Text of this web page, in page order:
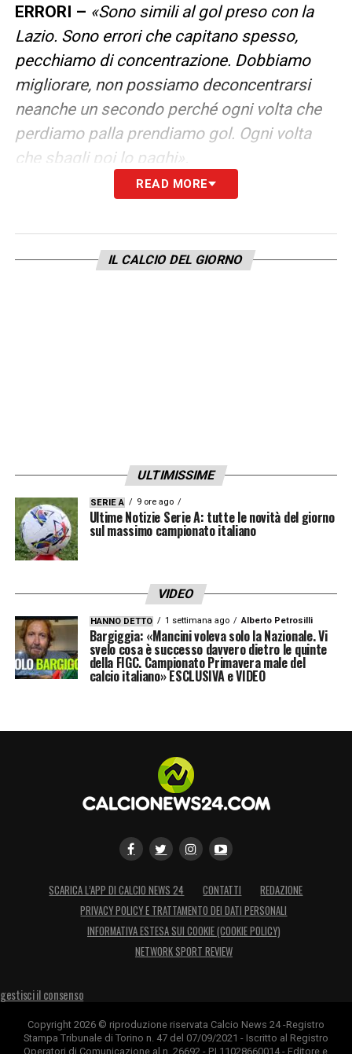
ERRORI – «Sono simili al gol preso con la
Lazio. Sono errori che capitano spesso,
pecchiamo di concentrazione. Dobbiamo
migliorare, non possiamo deconcentrarsi
neanche un secondo perché ogni volta che
perdiamo palla prendiamo gol. Ogni volta
che sbagli poi lo paghi».
MANOVRA SUGLI ESTERNI – «Con squadre
è difficile da attaccare. Siamo costretti ad
andare sugli esterni a trovare l’ampiezza.
che una squadra che si difende con tanti
giocatori in area il gioco diventa più fluido.
Non trovo corretto il tuo punto di vista,
perché dopo il gol c’è stata la reazione. Gli
errori in campo ci stanno, li fanno i giocatori,
gli arbitri, gli allenatori».
LA PLAYLIST DELLE NOSTRE TOP NEWS
READ MORE
IL CALCIO DEL GIORNO
ULTIMISSIME
SERIE A 9 ore ago
Ultime Notizie Serie A: tutte le novità del giorno
sul massimo campionato italiano
VIDEO
HANNO DETTO 1 settimana ago Alberto Petrosilli
Bargiggia: «Mancini voleva solo la Nazionale. Vi
svelo cosa è successo davvero dietro le quinte
della FIGC. Campionato Primavera male del
calcio italiano» ESCLUSIVA e VIDEO
SCARICA L’APP DI CALCIO NEWS 24 CONTATTI
REDAZIONE
PRIVACY POLICY E TRATTAMENTO DEI DATI PERSONALI
INFORMATIVA ESTESA SUI COOKIE (COOKIE POLICY)
NETWORK SPORT REVIEW
gestisci il consenso
Copyright 2026 © riproduzione riservata Calcio News 24 -Registro
Stampa Tribunale di Torino n. 47 del 07/09/2021 - Iscritto al Registro
Operatori di Comunicazione al n. 26692 - P.I.11028660014 - Editore e